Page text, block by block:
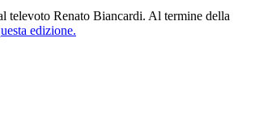
televoto Renato Biancardi. Al termine della
edizione.